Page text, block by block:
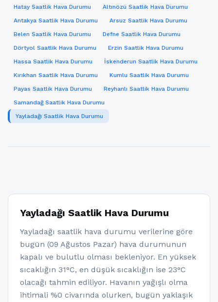
Hatay Saatlik Hava Durumu
Altınözü Saatlik Hava Durumu
Antakya Saatlik Hava Durumu
Arsuz Saatlik Hava Durumu
Belen Saatlik Hava Durumu
Defne Saatlik Hava Durumu
Dörtyol Saatlik Hava Durumu
Erzin Saatlik Hava Durumu
Hassa Saatlik Hava Durumu
İskenderun Saatlik Hava Durumu
Kırıkhan Saatlik Hava Durumu
Kumlu Saatlik Hava Durumu
Payas Saatlik Hava Durumu
Reyhanlı Saatlik Hava Durumu
Samandağ Saatlik Hava Durumu
Yayladağı Saatlik Hava Durumu
Yayladağı Saatlik Hava Durumu
Yayladağı saatlik hava durumu verilerine göre
bugün (09 Ağustos Pazar) hava durumunun
kapalı ve bulutlu olması bekleniyor. En yüksek
sıcaklığın 31°C, en düşük sıcaklığın ise 23°C
olacağı tahmin ediliyor. Havanın yağışlı olma
ihtimali %0 civarında olurken, bugün yaklaşık